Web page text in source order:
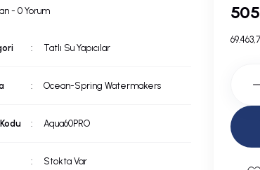
- 0 Yorum
Tatlı Su Yapıcılar
Ocean-Spring Watermakers
Aqua60PRO
Stokta Var